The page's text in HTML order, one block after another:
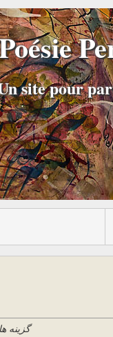
site pour
گزینه